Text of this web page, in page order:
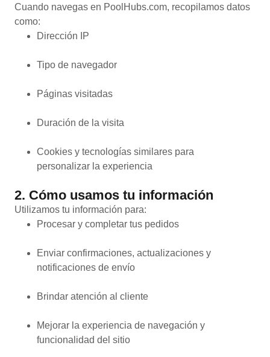
Cuando navegas en PoolHubs.com, recopilamos datos
como:
Dirección IP
Tipo de navegador
Páginas visitadas
Duración de la visita
Cookies y tecnologías similares para
personalizar la experiencia
2. Cómo usamos tu información
Utilizamos tu información para:
Procesar y completar tus pedidos
Enviar confirmaciones, actualizaciones y
notificaciones de envío
Brindar atención al cliente
Mejorar la experiencia de navegación y
funcionalidad del sitio